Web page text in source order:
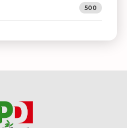
500